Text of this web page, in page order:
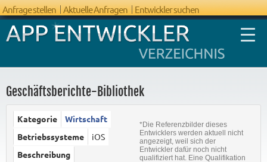
Anfrage stellen Aktuelle Anfragen Entwickler suchen
Geschäftsberichte-Bibliothek
Kategorie
Wirtschaft
Betriebssysteme
iOS
Beschreibung
*Die Referenzbilder dieses
Entwicklers werden aktuell nicht
angezeigt, weil sich der
Entwickler dafür noch nicht
qualifiziert hat. Eine Qualifikation